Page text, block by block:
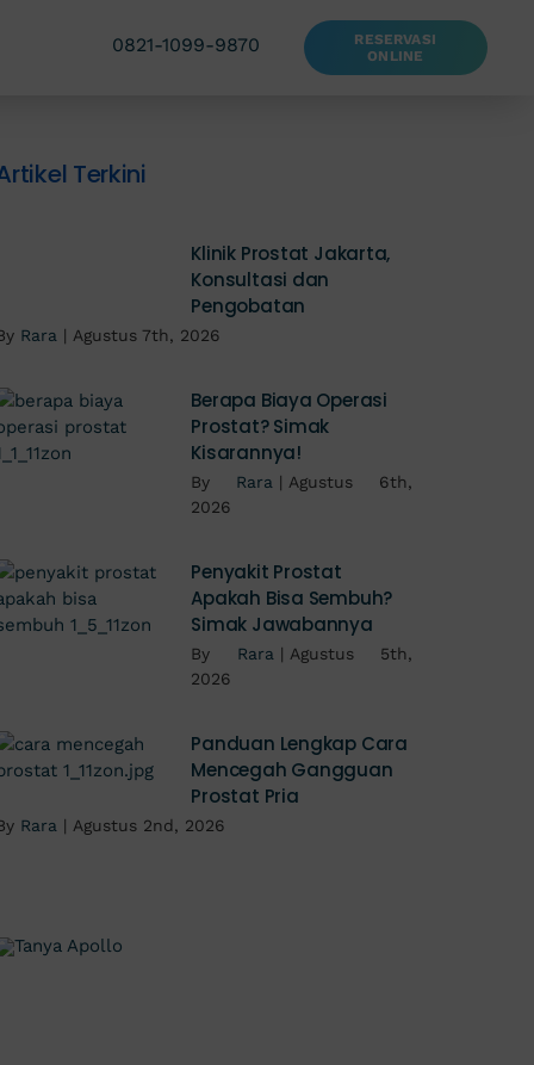
0821-1099-9870
RESERVASI
ONLINE
Terkini
Klinik Prostat Jakarta,
Konsultasi dan
Pengobatan
Rara | Agustus 7th, 2026
Berapa Biaya Operasi
Prostat? Simak
Kisarannya!
By Rara | Agustus 6th,
2026
Penyakit Prostat
Apakah Bisa Sembuh?
Simak Jawabannya
By Rara | Agustus 5th,
2026
Panduan Lengkap Cara
Mencegah Gangguan
Prostat Pria
Rara | Agustus 2nd, 2026